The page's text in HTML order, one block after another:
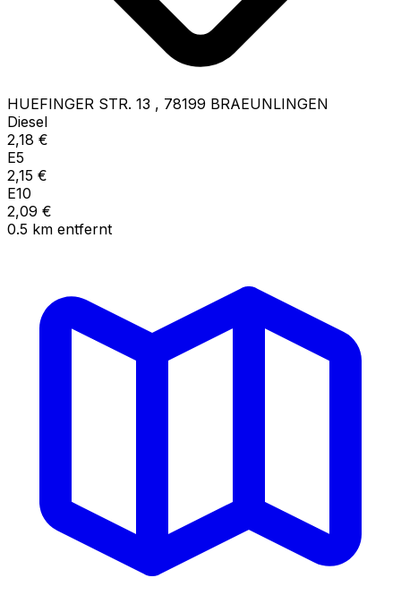
HUEFINGER STR. 13 , 78199 BRAEUNLINGEN
Diesel
2,18 €
E5
2,15 €
E10
2,09 €
0.5 km entfernt